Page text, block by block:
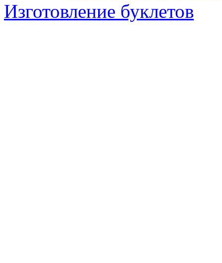
Изготовление буклетов